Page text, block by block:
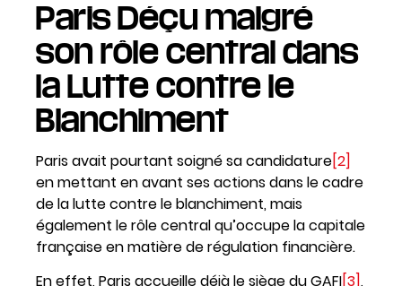
Paris Déçu malgré
son rôle central dans
la Lutte contre le
Blanchiment
Paris avait pourtant soigné sa candidature[2]
en mettant en avant ses actions dans le cadre
de la lutte contre le blanchiment, mais
également le rôle central qu’occupe la capitale
française en matière de régulation financière.
En effet, Paris accueille déjà le siège du GAFI[3],